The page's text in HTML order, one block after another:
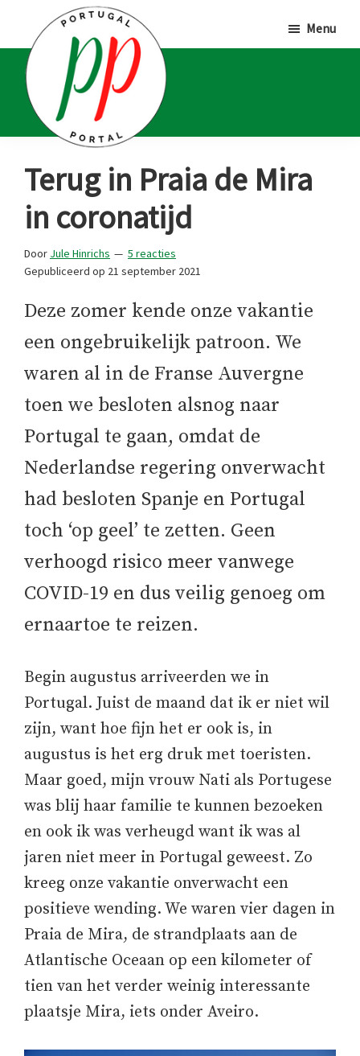
hoofd
inhoud
eerste
sidebar
voettekst
Portal
Portugalliefhebbers
en
fanaten
Menu
Terug in Praia de Mira
in coronatijd
Door Jule Hinrichs
5 reacties
Gepubliceerd op 21 september 2021
Deze zomer kende onze vakantie
een ongebruikelijk patroon. We
waren al in de Franse Auvergne
toen we besloten alsnog naar
Portugal te gaan, omdat de
Nederlandse regering onverwacht
had besloten Spanje en Portugal
toch ‘op geel’ te zetten. Geen
verhoogd risico meer vanwege
COVID-19 en dus veilig genoeg om
ernaartoe te reizen.
Begin augustus arriveerden we in
Portugal. Juist de maand dat ik er niet wil
zijn, want hoe fijn het er ook is, in
augustus is het erg druk met toeristen.
Maar goed, mijn vrouw Nati als Portugese
was blij haar familie te kunnen bezoeken
en ook ik was verheugd want ik was al
jaren niet meer in Portugal geweest. Zo
kreeg onze vakantie onverwacht een
positieve wending. We waren vier dagen in
Praia de Mira, de strandplaats aan de
Atlantische Oceaan op een kilometer of
tien van het verder weinig interessante
plaatsje Mira, iets onder Aveiro.